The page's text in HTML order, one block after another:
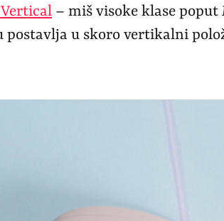
– miš visoke klase
postavlja u skoro vertikalni